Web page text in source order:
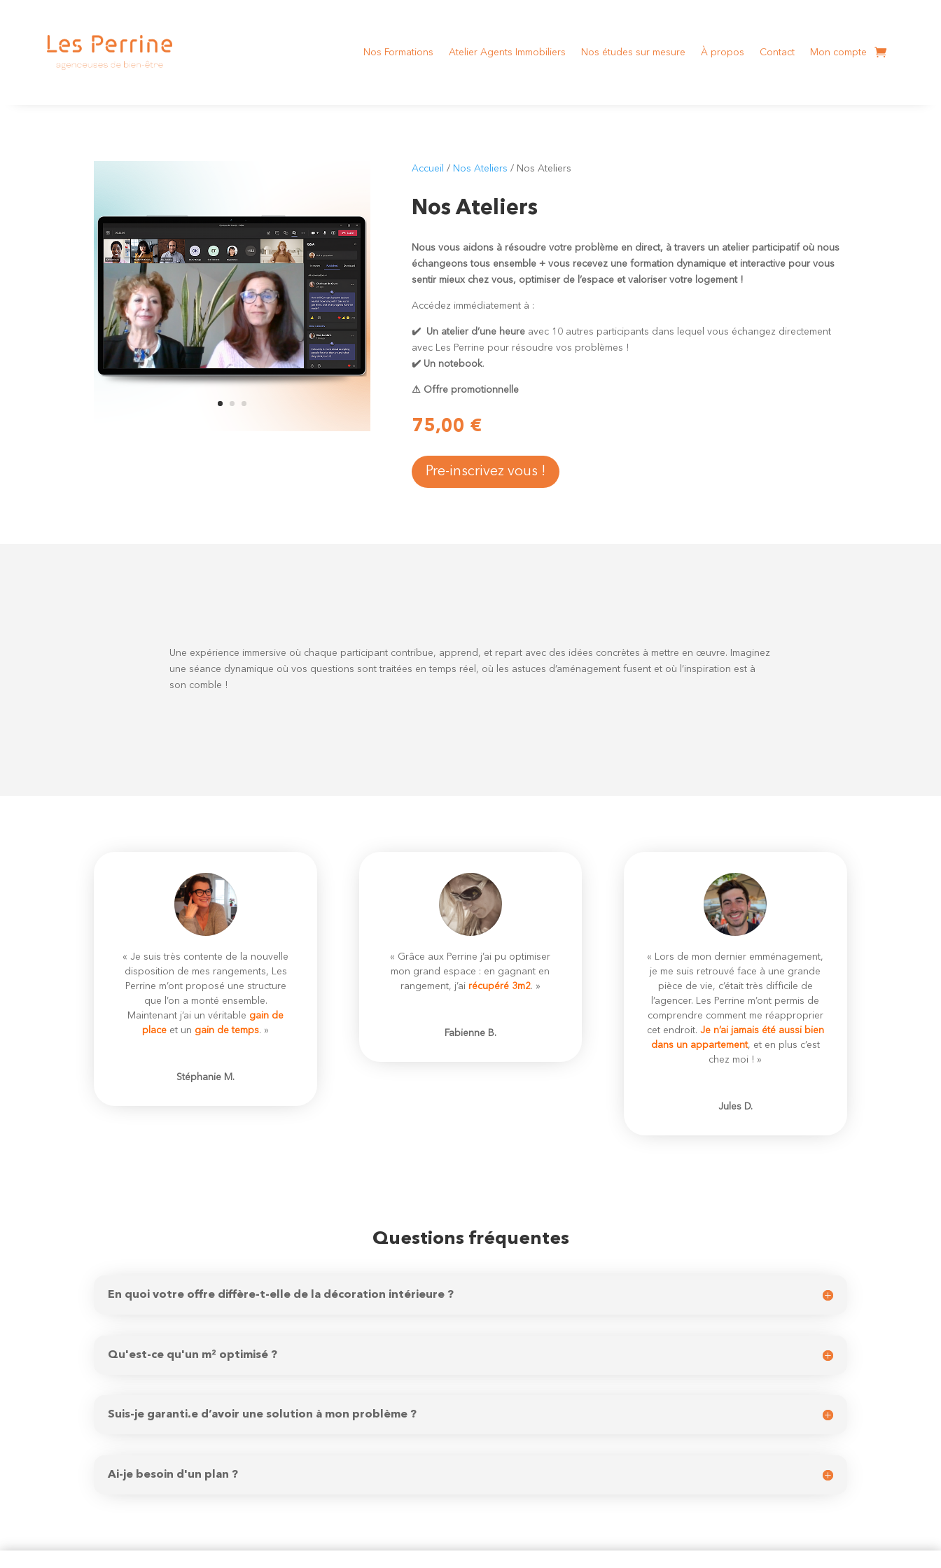
Nos Formations Atelier Agents Immobiliers Nos études sur mesure À propos Contact Mon compte
Accueil / Nos Ateliers / Nos Ateliers
Nos Ateliers
Nous vous aidons à résoudre votre problème en direct, à travers un atelier participatif où nous
échangeons tous ensemble + vous recevez une formation dynamique et interactive pour vous
sentir mieux chez vous, optimiser de l’espace et valoriser votre logement !
Accédez immédiatement à :
✔️ Un atelier d’une heure avec 10 autres participants dans lequel vous échangez directement
avec Les Perrine pour résoudre vos problèmes !
✔️ Un notebook.
⚠ Offre promotionnelle
75,00 €
Pre-inscrivez vous !
Une expérience immersive où chaque participant contribue, apprend, et repart avec des idées concrètes à mettre en œuvre. Imaginez
une séance dynamique où vos questions sont traitées en temps réel, où les astuces d’aménagement fusent et où l’inspiration est à
son comble !
« Je suis très contente de la nouvelle
disposition de mes rangements, Les
Perrine m’ont proposé une structure
que l’on a monté ensemble.
Maintenant j’ai un véritable gain de
place et un gain de temps. »
Stéphanie M.
« Grâce aux Perrine j’ai pu optimiser
mon grand espace : en gagnant en
rangement, j’ai récupéré 3m2. »
Fabienne B.
« Lors de mon dernier emménagement,
je me suis retrouvé face à une grande
pièce de vie, c’était très difficile de
l’agencer. Les Perrine m’ont permis de
comprendre comment me réapproprier
cet endroit. Je n’ai jamais été aussi bien
dans un appartement, et en plus c’est
chez moi ! »
Jules D.
Questions fréquentes
En quoi votre offre diffère-t-elle de la décoration intérieure ?
Qu'est-ce qu'un m² optimisé ?
Suis-je garanti.e d’avoir une solution à mon problème ?
Ai-je besoin d'un plan ?